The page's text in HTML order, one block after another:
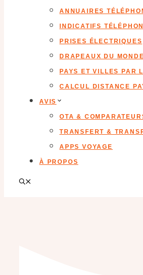
ANNUAIRES
INDICATIFS
PRISES ÉLECTRIQUES
DRAPEAUX DU MONDE
PAYS ET VILLES PAR
CALCUL DISTANCE
AVIS
OTA &
TRANSFERT &
APPS VOYAGE
À PROPOS